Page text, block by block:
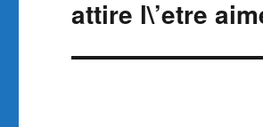
Publication
attire l\’etre